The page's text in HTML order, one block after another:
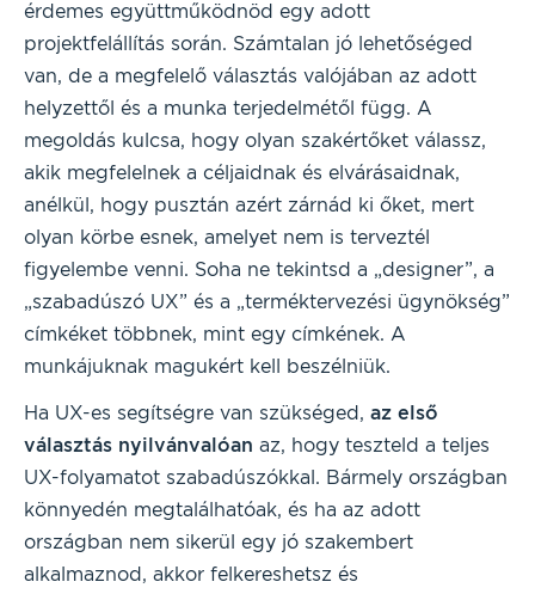
érdemes együttműködnöd egy adott
projektfelállítás során. Számtalan jó lehetőséged
van, de a megfelelő választás valójában az adott
helyzettől és a munka terjedelmétől függ. A
megoldás kulcsa, hogy olyan szakértőket válassz,
akik megfelelnek a céljaidnak és elvárásaidnak,
anélkül, hogy pusztán azért zárnád ki őket, mert
olyan körbe esnek, amelyet nem is terveztél
figyelembe venni. Soha ne tekintsd a „designer”, a
„szabadúszó UX” és a „terméktervezési ügynökség”
címkéket többnek, mint egy címkének. A
munkájuknak magukért kell beszélniük.
Ha UX-es segítségre van szükséged, az első
választás nyilvánvalóan az, hogy teszteld a teljes
UX-folyamatot szabadúszókkal. Bármely országban
könnyedén megtalálhatóak, és ha az adott
országban nem sikerül egy jó szakembert
alkalmaznod, akkor felkereshetsz és